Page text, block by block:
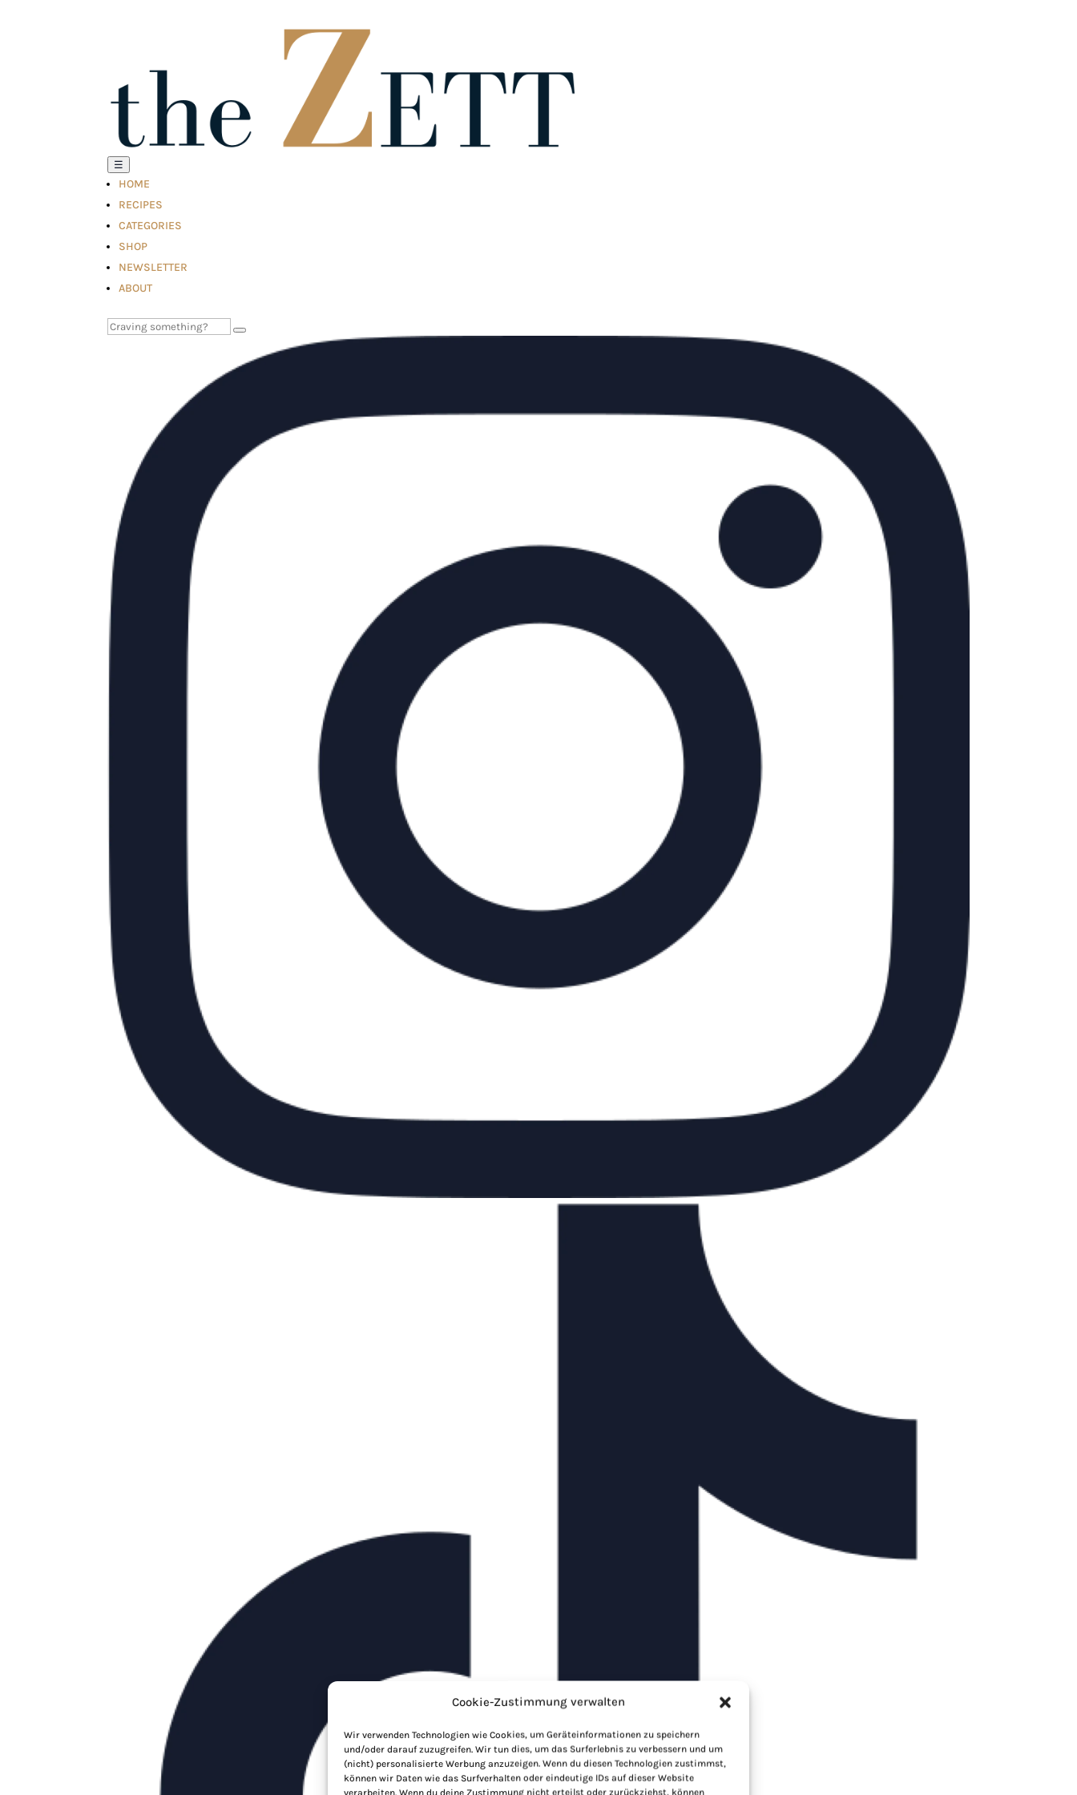
Cookie-Zustimmung verwalten
Wir verwenden Technologien wie Cookies, um Geräteinformationen zu speichern
und/oder darauf zuzugreifen. Wir tun dies, um das Surferlebnis zu verbessern und um
(nicht) personalisierte Werbung anzuzeigen. Wenn du diesen Technologien zustimmst,
können wir Daten wie das Surfverhalten oder eindeutige IDs auf dieser Website
verarbeiten. Wenn du deine Zustimmung nicht erteilst oder zurückziehst, können
☰
HOME
RECIPES
CATEGORIES
SHOP
NEWSLETTER
ABOUT